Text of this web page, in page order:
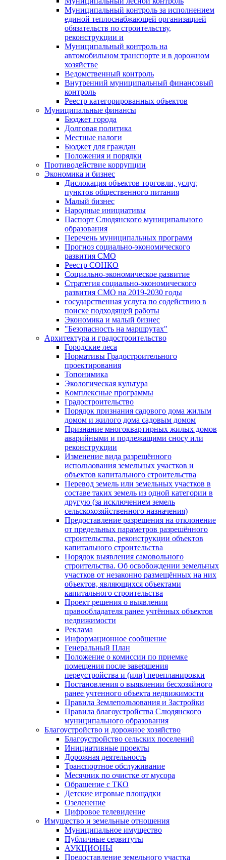
Муниципальный контроль за исполнением
единой теплоснабжающей организацией
обязательств по строительству,
реконструкции и
Муниципальный контроль на
автомобильном транспорте и в дорожном
хозяйстве
Ведомственный контроль
Внутренний муниципальный финансовый
контроль
Реестр категорированных объектов
Муниципальные финансы
Бюджет города
Долговая политика
Местные налоги
Бюджет для граждан
Положения и порядки
Противодействие коррупции
Экономика и бизнес
Дислокация объектов торговли, услуг,
пунктов общественного питания
Малый бизнес
Народные инициативы
Паспорт Слюдянского муниципального
образования
Перечень муниципальных программ
Прогноз социально-экономического
развития СМО
Реестр СОНКО
Социально-экономическое развитие
Стратегия социально-экономического
развития СМО на 2019-2030 годы
государственная услуга по содействию в
поиске подходящей работы
Экономика и малый бизнес
"Безопасность на маршрутах"
Архитектура и градостроительство
Городские леса
Нормативы Градостроительного
проектирования
Топонимика
Экологическая культура
Комплексные программы
Градостроительство
Порядок признания садового дома жилым
домом и жилого дома садовым домом
Признание многоквартирных жилых домов
аварийными и подлежащими сносу или
реконструкции
Изменение вида разрешённого
использования земельных участков и
объектов капитального строительства
Перевод земель или земельных участков в
составе таких земель из одной категории в
другую (за исключением земель
сельскохозяйственного назначения)
Предоставление разрешения на отклонение
от предельных параметров разрешённого
строительства, реконструкции объектов
капитального строительства
Порядок выявления самовольного
строительства. Об освобождении земельных
участков от незаконно размещённых на них
объектов, являющихся объектами
капитального строительства
Проект решения о выявлении
правообладателя ранее учтённых объектов
недвижимости
Реклама
Информационное сообщение
Генеральный План
Положение о комиссии по приемке
помещения после завершения
переустройства и (или) перепланировки
Постановления о выявлении бесхозяйного
ранее учтенного объекта недвижимости
Правила Землепользования и Застройки
Правила благоустройства Слюдянского
муниципального образования
Благоустройство и дорожное хозяйство
Благоустройство сельских поселений
Инициативные проекты
Дорожная деятельность
Транспортное обслуживание
Месячник по очистке от мусора
Обращение с ТКО
Детские игровые площадки
Озеленение
Цифровое телевидение
Имущество и земельные отношения
Муниципальное имущество
Публичные сервитуты
АУКЦИОНЫ
Предоставление земельного участка